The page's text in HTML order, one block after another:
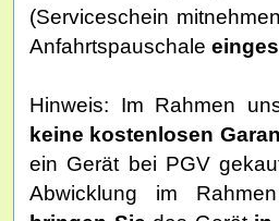
(Serviceschein
Anfahrtspauschale
Hinweis: Im Rahmen
keine kostenlosen
ein Gerät bei PGV
Abwicklung im